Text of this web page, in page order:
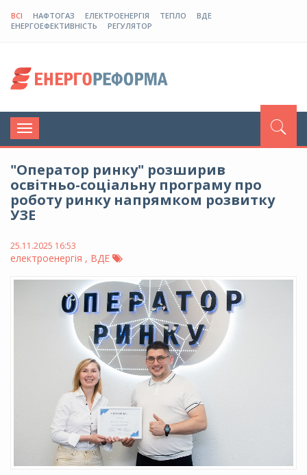
ВСІ НАФТОГАЗ ЕЛЕКТРОЕНЕРГІЯ ТЕПЛО
ВДЕ
ЕНЕРГОЕФЕКТИВНІСТЬ
РЕГУЛЯТОР
Toggle
navigation
"Оператор ринку" розширив
освітньо-соціальну програму про
роботу ринку напрямком розвитку
УЗЕ
25.11.2025 16:53
електроенергія , ВДЕ